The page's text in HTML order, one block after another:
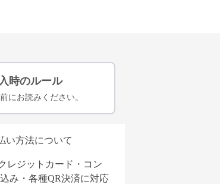
時のルール
にお読みください。
い方法について
レジットカード・コン
み・各種QR決済に対応